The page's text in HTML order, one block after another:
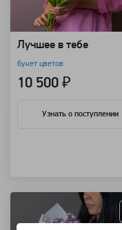
Лучшее в тебе
букет цветов
10 500 ₽
Узнать о поступлении